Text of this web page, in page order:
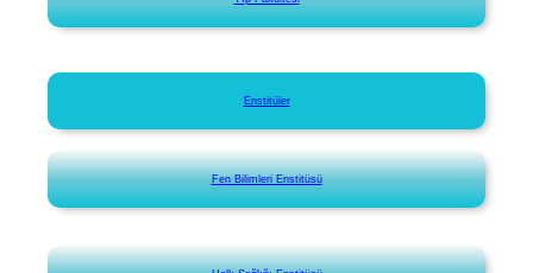
Enstitüler
Fen Bilimleri Enstitüsü